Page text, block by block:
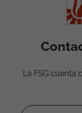
La FSG cuenta